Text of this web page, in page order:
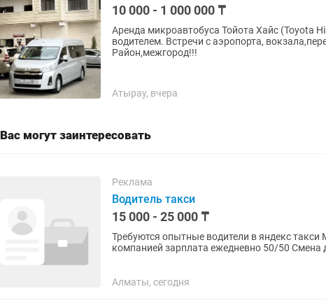
10 000 - 1 000 000 ₸
Аренда микроавтобуса Тойота Хайс (Toyota
водителем. Встречи с аэропорта,
Район,межгород!!!
Атырау, вчера
Вас могут заинтересовать
Реклама
Водитель такси
15 000 - 25 000 ₸
Требуются опытные водители в яндекс такси Машина комфорт и комфорт+ предоставляется
компанией зарплата ежедневно 50/50 Смена дневная и ночная Опыт вождения от 3 лет Класс
Алматы, сегодня